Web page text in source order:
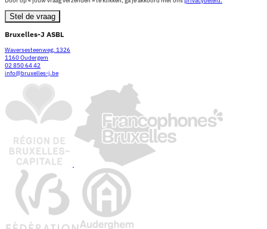
Stel de vraag
Bruxelles-J ASBL
Waversesteenweg, 1326
1160 Oudergem
02 850 64 42
info@bruxelles-j.be